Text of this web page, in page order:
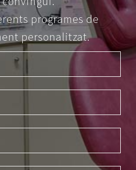
programes de
personalitzat.